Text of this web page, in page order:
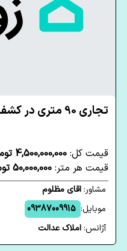
تجاری 90 متری در کشف مشهد
قیمت کل: 4,500,000,000 تومان
قیمت هر متر: 50,000,000 تومان
مشاور:اقای مظلوم
موبایل: 09387009915
آژانس:املاک عدالت